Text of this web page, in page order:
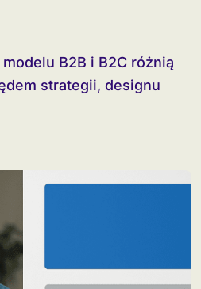
strategii, designu